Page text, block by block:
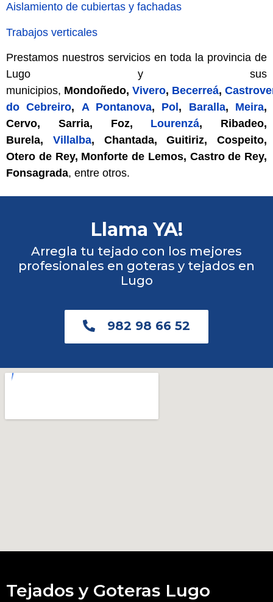
Aislamiento de cubiertas y fachadas
Trabajos verticales
Prestamos nuestros servicios en toda la provincia de
Lugo y sus
municipios, Mondoñedo, Vivero, Becerreá,
do Cebreiro, A Pontanova, Pol , Baralla, Meira,
Cervo, Sarria, Foz,
Lourenzá, Ribadeo,
Burela,
Villalba, Chantada, Guitiriz, Cospeito,
Otero de Rey, Monforte de Lemos, Castro de Rey,
Fonsagrada, entre otros.
Llama YA!
Arregla tu tejado con los mejores
profesionales en goteras y tejados en
Lugo
982 98 66 52
Tejados y Goteras Lugo